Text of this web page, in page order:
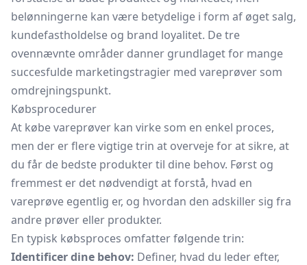
belønningerne kan være betydelige i form af øget salg,
kundefastholdelse og brand loyalitet. De tre
ovennævnte områder danner grundlaget for mange
succesfulde marketingstragier med vareprøver som
omdrejningspunkt.
Købsprocedurer
At købe vareprøver kan virke som en enkel proces,
men der er flere vigtige trin at overveje for at sikre, at
du får de bedste produkter til dine behov. Først og
fremmest er det nødvendigt at forstå, hvad en
vareprøve egentlig er, og hvordan den adskiller sig fra
andre prøver eller produkter.
En typisk købsproces omfatter følgende trin:
Identificer dine behov: Definer, hvad du leder efter,